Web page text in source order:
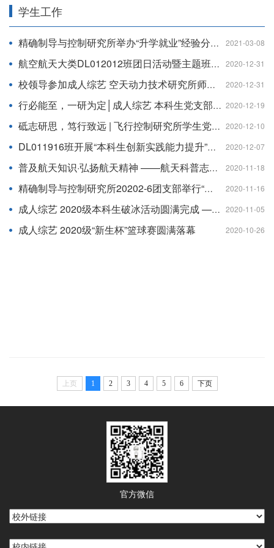
学生工作
精确制导与控制研究所举办“升学就业”经验分享会 2021-03-08
航空航天大类DL012012班团日活动暨主题班会顺利举行 2020-12-31
校领导参加成人综艺 空天动力技术研究所师生党支部联合共建活动并讲授专题党课 2020-12-31
行必能至，一研为定│成人综艺 本科生党支部开展暖心助力考研活动 2020-12-19
砥志研思，笃行致远 | 飞行控制研究所学生党支部举办经验交流分享会 2020-12-10
DL011916班开展“本科生创新实践能力提升”主题团日活动 2020-12-07
普及航天知识·弘扬航天精神 ——航天科普志愿者服务队走进郭村小学 2020-11-18
精确制导与控制研究所20202-6团支部举行“甘于平凡，勇于创新”学习交流会 2020-11-16
成人综艺 2020级本科生破冰活动圆满完成 ——打破心灵之冰，共建成长之桥 2020-11-05
成人综艺 2020级“新生杯”篮球赛圆满落幕 2020-10-26
上页 1 2 3 4 5 6 下页
官方微信